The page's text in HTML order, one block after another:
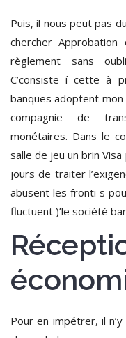
Puis, il nous peut pas
chercher
règlement sans
C’consiste í cette à
banques adoptent
compagnie de
monétaires. Dans le
salle de jeu un brin
jours de traiter
abusent les fronti s
fluctuent )’le société
Pour en impétrer, il